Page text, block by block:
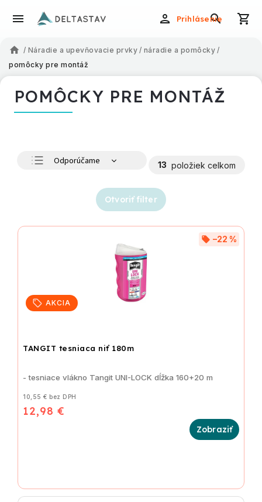
Prihlásenie
/ Náradie a upevňovacie prvky / náradie a pomôcky /
pomôcky pre montáž
POMÔCKY PRE MONTÁŽ
Odporúčame
13 položiek celkom
Otvoriť filter
AKCIA
TANGIT tesniaca niť 180m
–22 %
10,55 € bez DPH
12,98 €
- tesniace vlákno Tangit UNI-LOCK dĺžka 160+20 m